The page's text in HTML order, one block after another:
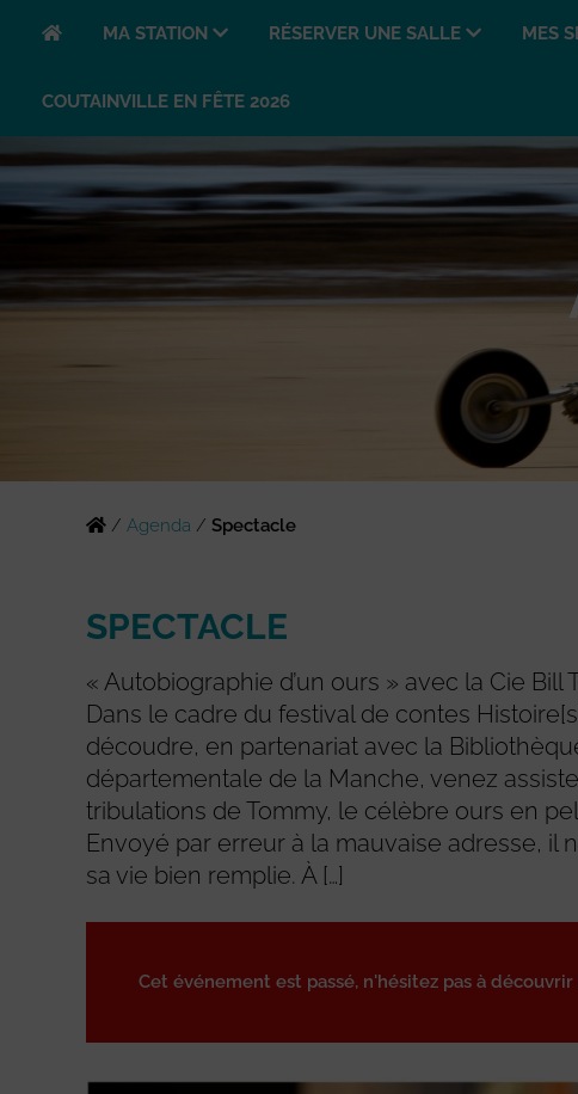
MA STATION RÉSERVER UNE SALLE MES
COUTAINVILLE EN FÊTE 2026
/ Agenda / Spectacle
SPECTACLE
« Autobiographie d’un ours » avec la Cie Bill
Dans le cadre du festival de contes
découdre, en partenariat avec la
départementale de la Manche, venez
tribulations de Tommy, le célèbre ours en
Envoyé par erreur à la mauvaise adresse, il
sa vie bien remplie. À […]
Cet événement est passé, n'hésitez pas à